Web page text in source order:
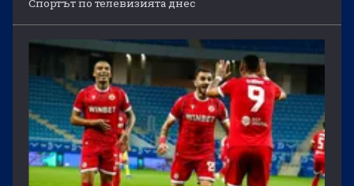
Спортът по телевизията днес